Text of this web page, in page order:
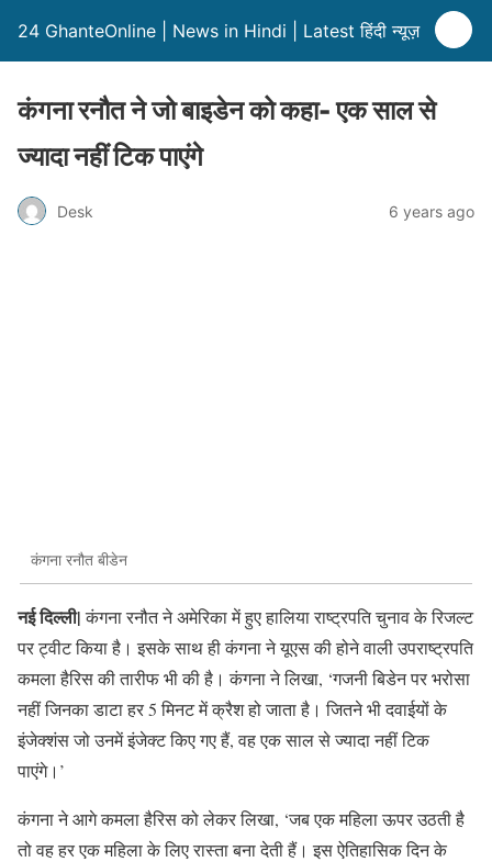
24 GhanteOnline | News in Hindi | Latest हिंदी न्यूज़
कंगना रनौत ने जो बाइडेन को कहा- एक साल से
ज्यादा नहीं ट‍िक पाएंगे
Desk 6 years ago
कंगना रनौत बीडेन
नई दिल्ली|कंगना रनौत ने अमेरिका में हुए हालिया राष्ट्रपति चुनाव के रिजल्ट
पर ट्वीट किया है। इसके साथ ही कंगना ने यूएस की होने वाली उपराष्ट्रपति
कमला हैरिस की तारीफ भी की है। कंगना ने लिखा, ‘गजनी बिडेन पर भरोसा
नहीं जिनका डाटा हर 5 मिनट में क्रैश हो जाता है। जितने भी दवाईयों के
इंजेक्शंस जो उनमें इंजेक्ट किए गए हैं, वह एक साल से ज्यादा नहीं ट‍िक
पाएंगे।’
कंगना ने आगे कमला हैरिस को लेकर लिखा, ‘जब एक महिला ऊपर उठती है
तो वह हर एक महिला के लिए रास्ता बना देती हैं। इस ऐतिहासिक दिन के